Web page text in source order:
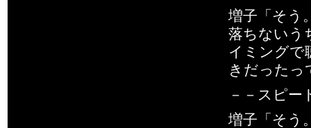
増子「そう
落ちないう
イミングで
きだったっ
－－スピ
増子「そう